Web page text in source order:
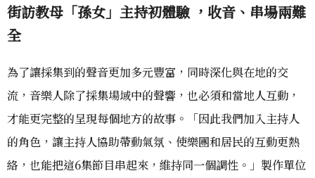
街訪教母「孫女」主持初體驗 ，收音、串場兩難
全
為了讓採集到的聲音更加多元豐富，同時深化與在地的交
流，音樂人除了採集場域中的聲響，也必須和當地人互動，
才能更完整的呈現每個地方的故事。「因此我們加入主持人
的角色，讓主持人協助帶動氣氛、使樂團和居民的互動更熱
絡，也能把這6集節目串起來，維持同一個調性。」製作單位